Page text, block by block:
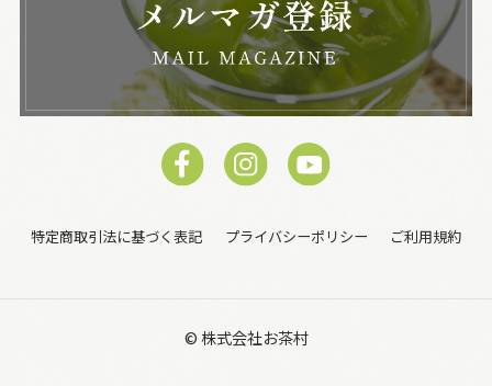
特定商取引法に基づく表記 プライバシーポリシー ご利用規約
© 株式会社お茶村